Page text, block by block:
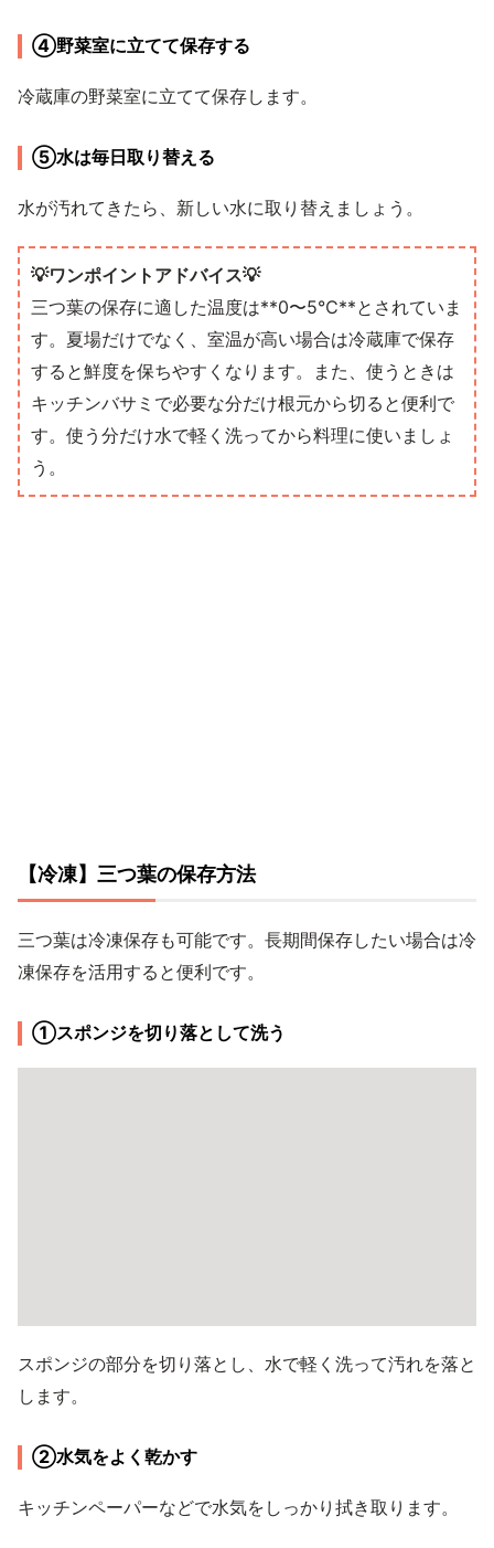
④野菜室に立てて保存する
冷蔵庫の野菜室に立てて保存します。
⑤水は毎日取り替える
水が汚れてきたら、新しい水に取り替えましょう。
💡ワンポイントアドバイス💡
三つ葉の保存に適した温度は**0〜5℃**とされていま
す。夏場だけでなく、室温が高い場合は冷蔵庫で保存
すると鮮度を保ちやすくなります。また、使うときは
キッチンバサミで必要な分だけ根元から切ると便利で
す。使う分だけ水で軽く洗ってから料理に使いましょ
う。
【冷凍】三つ葉の保存方法
三つ葉は冷凍保存も可能です。長期間保存したい場合は冷
凍保存を活用すると便利です。
①スポンジを切り落として洗う
スポンジの部分を切り落とし、水で軽く洗って汚れを落と
します。
②水気をよく乾かす
キッチンペーパーなどで水気をしっかり拭き取ります。